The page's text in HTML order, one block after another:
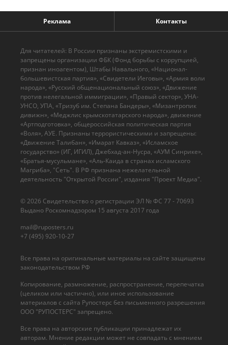
Реклама Контакты
Все права на оригинальные материалы на сайте защищены
законодательством РФ
Копирование, размножение, распространение, перепечатка
(целиком или частично), или иное использование
материалов с сайта Рупостерс без письменного разрешения
ООО "РУПОСТЕРС" запрещено.
Все права на авторские публикации принадлежат их
авторам. Мнение редакции может не совпадать с мнением
© 2026 Cвидетельство о регистрации ЭЛ № ФС 77 - 70693
Выдано Роскомнадзором 15 августа 2017 года
mail@ruposters.ru
+7 (495) 920-10-27
Для читателей: В России признаны экстремистскими и
запрещены организации ФБК (Фонд борьбы с коррупцией,
признан иноагентом), Штабы Навального, «Национал-
большевистская партия», «Свидетели Иеговы», «Армия воли
народа», «Русский общенациональный союз», «Движение
против нелегальной иммиграции», «Правый сектор», УНА-
УНСО, УПА, «Тризуб им. Степана Бандеры», «Мизантропик
дивижн», «Меджлис крымскотатарского народа», движение
«Артподготовка», общероссийская политическая партия
«Воля», АУЕ. Признаны террористическими и запрещены:
«Движение Талибан», «Имарат Кавказ», «Исламское
государство» (ИГ, ИГИЛ), Джебхад-ан-Нусра, «АУМ Синрике»,
«Братья-мусульмане», «Аль-Каида в странах исламского
Магриба», "Сеть". В РФ признана нежелательной
деятельность "Открытой России", издания "Проект Медиа".